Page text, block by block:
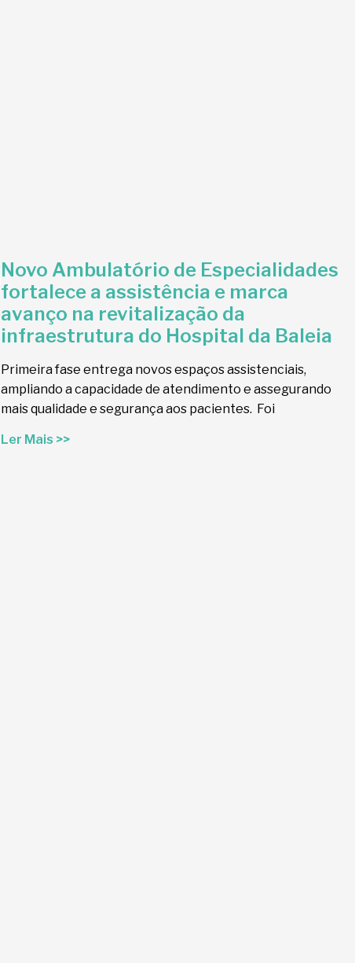
Novo Ambulatório de Especialidades
fortalece a assistência e marca
avanço na revitalização da
infraestrutura do Hospital da Baleia
Primeira fase entrega novos espaços assistenciais,
ampliando a capacidade de atendimento e assegurando
mais qualidade e segurança aos pacientes. Foi
Ler Mais >>